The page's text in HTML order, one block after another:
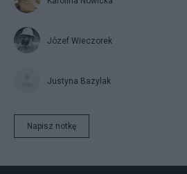
Józef Wieczorek
Justyna Bazylak
Napisz notkę